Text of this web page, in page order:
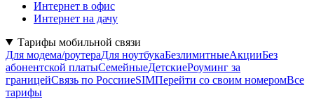
Интернет в офис
Интернет на дачу
Тарифы мобильной связи
Для модема/роутераДля ноутбукаБезлимитныеАкцииБез
абонентской платыСемейныеДетскиеРоуминг за
границейСвязь по РоссииeSIMПерейти со своим номеромВсе
тарифы